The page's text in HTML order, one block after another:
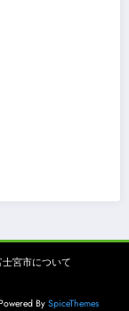
士宮市について
By SpiceThemes